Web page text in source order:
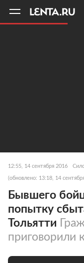
12:55, 14 сентября 2016
(обновлено: 13:18, 14
Бывшего
попытку
Тольятти
приговорили